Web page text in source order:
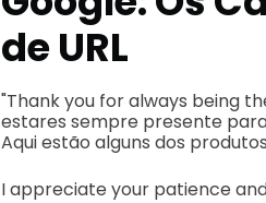
de URL
"Thank you for always being
estares sempre presente
Aqui estão alguns dos
I appreciate your patience